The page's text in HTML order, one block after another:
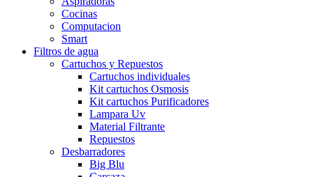
Cocinas
Computacion
Smart
Filtros de agua
Cartuchos y Repuestos
Cartuchos individuales
Kit cartuchos Osmosis
Kit cartuchos Purificadores
Lampara Uv
Material Filtrante
Repuestos
Desbarradores
Big Blu